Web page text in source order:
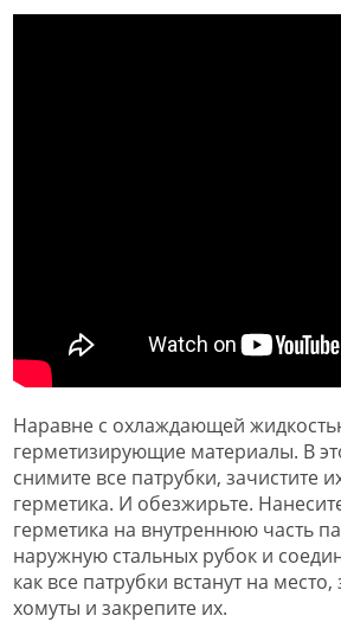
Наравне с охлаждающей
герметизирующие материалы. В
снимите все патрубки, зачистите
герметика. И обезжирьте.
герметика на внутреннюю часть
наружную стальных рубок и
как все патрубки встанут на
хомуты и закрепите их.